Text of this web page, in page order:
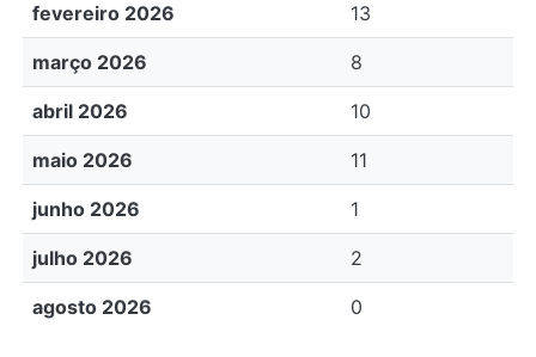
fevereiro 2026 13
março 2026 8
abril 2026 10
maio 2026 11
junho 2026 1
julho 2026 2
agosto 2026 0